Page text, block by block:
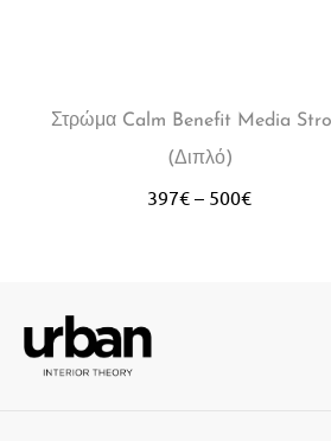
Στρώμα Calm Benefit Media
(Διπλό)
397€ – 500€